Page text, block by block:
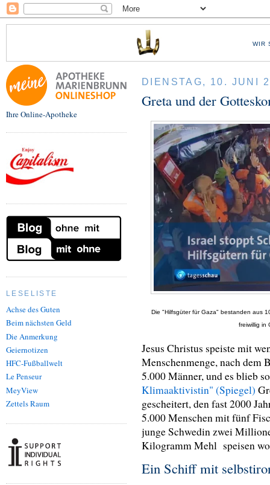
WIR
Ihre Online-Apotheke
LESELISTE
Achse des Guten
Beim nächsten Geld
Die Anmerkung
Geiernotizen
HFC-Fußballwelt
Le Penseur
MeyView
Zettels Raum
DIENSTAG, 10. JUNI
Greta und der
Die "Hilfsgüter für Gaza" bestanden aus
freiwillig in
Jesus Christus speiste mit
Menschenmenge, nach dem
5.000 Männer, und es blieb
Klimaaktivistin" (Spiegel)
gescheitert, den fast 2000
5.000 Menschen mit fünf
junge Schwedin zwei
Kilogramm Mehl speisen
Ein Schiff mit